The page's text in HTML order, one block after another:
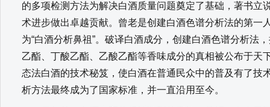
的多项检测方法为解决白酒质量问题奠定了基础，著书立
术进步做出卓越贡献。曾老是创建白酒色谱分析法的第一
为“白酒分析鼻祖”。破译白酒成分，创建白酒色谱分析法
乙酯、丁酸乙酯、乙酸乙酯等香味成分的真相被公布于天
态法白酒的技术秘笈，使白酒在普通民众中的普及有了技
析方法最终成为了国家标准，并一直沿用至今。